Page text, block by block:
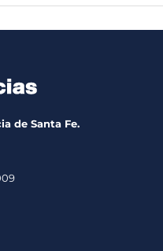
de Santa Fe.